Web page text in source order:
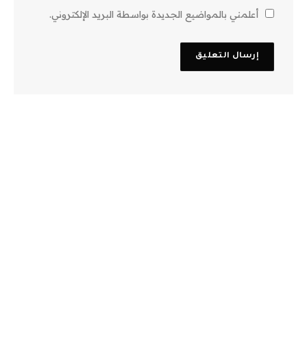
أعلمني بالمواضيع الجديدة بواسطة البريد الإلكتروني.